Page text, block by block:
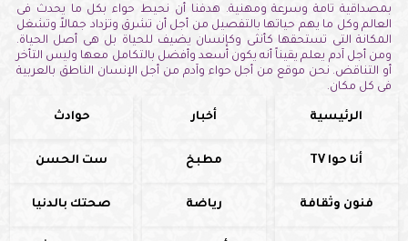
بمصداقية تامة وسرعة ومهنية. هدفنا أن نحيط حواء بكل ما يحدث فى
العالم وكل ما يهم حياتها بالتفصيل من أجل أن تشرق وتزداد جمالاً وتشغل
المكانة التى تستحقها كأنثى وكإنسان يضيف للحياة بل هى أصل الحياة.
ومن أجل آدم يعلم يقيناً أنه يكون أسعد وأفضل بالتكامل معها وليس التأخر
أو التناقض. نحن موقع من أجل حواء وآدم من أجل الإنسان الناطق بالعربية
فى كل مكان.
الرئيسية أخبار حوادث
أنا حوا TV مطبخ ست الحسن
فنون وثقافة رياضة صحتك بالدنيا